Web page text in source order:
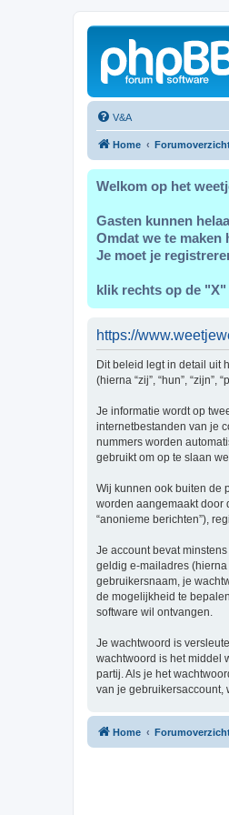
V&A
Home
Welkom op het
Gasten kunnen
Omdat we te maken
Je moet je
klik rechts op de
https://
Dit beleid legt in detail uit
(hierna “zij”, “hun”,
Je informatie wordt op
internetbestanden van je
nummers worden
gebruikt om op te slaan
Wij kunnen ook buiten de
worden aangemaakt door
“anonieme berichten”),
Je account bevat
geldig e-mailadres (hierna
gebruikersnaam, je
de mogelijkheid te
software wil ontvangen.
Je wachtwoord is
wachtwoord is het middel
partij. Als je het
van je gebruikersaccount,
Home